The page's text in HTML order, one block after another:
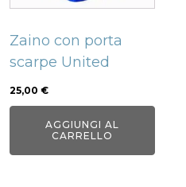
Zaino con porta
scarpe United
25,00 €
AGGIUNGI AL
CARRELLO